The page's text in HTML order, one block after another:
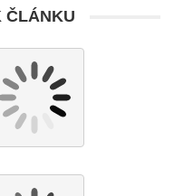
ČLÁNKU